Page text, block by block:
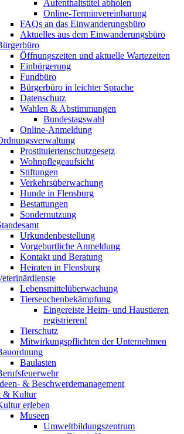
Aufenthaltstitel abholen
Online-Terminvereinbarung
FAQs an das Einwanderungsbüro
Aktuelles aus dem Einwanderungsbüro
Öffnungszeiten und aktuelle Wartezeiten
Einbürgerung
Fundbüro
Bürgerbüro in leichter Sprache
Datenschutz
Wahlen & Abstimmungen
Bundestagswahl
Online-Anmeldung
Prostituiertenschutzgesetz
Wohnpflegeaufsicht
Stiftungen
Verkehrsüberwachung
Hunde in Flensburg
Bestattungen
Sondernutzung
Urkundenbestellung
Vorgeburtliche Anmeldung
Kontakt und Beratung
Heiraten in Flensburg
Lebensmittelüberwachung
Tierseuchenbekämpfung
Eingereiste Heim- und Haustieren
registrieren!
Tierschutz
Mitwirkungspflichten der Unternehmen
Baulasten
& Beschwerdemanagement
& Kultur
erleben
Museen
Umweltbildungszentrum